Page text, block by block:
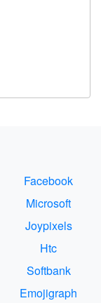
Facebook
Microsoft
Joypixels
Htc
Softbank
Emojigraph